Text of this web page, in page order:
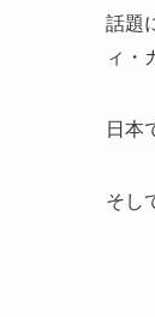
話題
ィ・
日本
そし